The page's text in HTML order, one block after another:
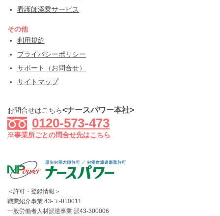
看護師添乗サービス
その他
利用規約
プライバシーポリシー
サポート（お問合せ）
サイトマップ
お問合せはこちら<ナースパワー本社>
0120-573-473
※事業所ごとの問合せ先はこちら
＜許可・登録情報＞
職業紹介事業 43-ユ-010011
一般労働者人材派遣事業 派43-300006